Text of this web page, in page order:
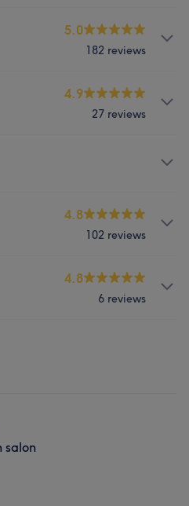
5.0
182 reviews
4.9
27 reviews
4.8
102 reviews
Deborah
4.8
6 reviews
salon